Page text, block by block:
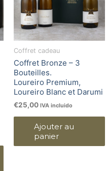
Coffret cadeau
Coffret Bronze – 3
Bouteilles.
Loureiro Premium,
Loureiro Blanc et Darumi
€25,00 IVA incluido
Ajouter au
panier